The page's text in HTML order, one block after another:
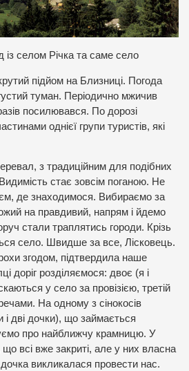
із селом Річка та саме село
підйом на Близниці. Погода
туман. Періодично мжичив
посилювався. По дорозі
однієї групи туристів, які
з традиційним для подібних
стає зовсім поганою. Не
де знаходимося. Вибираємо за
на правдивий, напрям і йдемо
стали траплятись городи. Крізь
село. Швидше за все, Лісковець.
згодом, підтвердила наше
доріг розділяємося: двоє (я і
у село за провізією, третій
На одному з сінокосів
і дві дочки), що займається
про найближчу крамницю. У
що всі вже закриті, але у них власна
викликалася провести нас.